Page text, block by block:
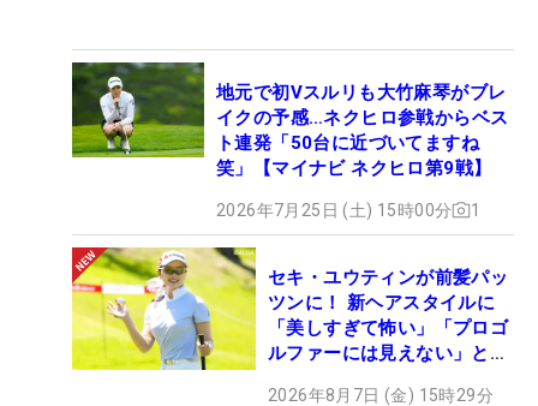
地元で初Vスルリも大竹麻琴がブレ
イクの予感…ネクヒロ参戦からベス
ト連発「50台に近づいてますね
笑」【マイナビ ネクヒロ第9戦】
2026年7月25日 (土) 15時00分 1
セキ・ユウティンが前髪パッ
ツンに！ 新ヘアスタイルに
「美しすぎて怖い」「プロゴ
ルファーには見えない」とコ
2026年8月7日 (金) 15時29分